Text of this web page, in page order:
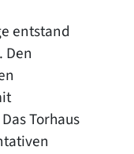
entstand
Den
Torhaus